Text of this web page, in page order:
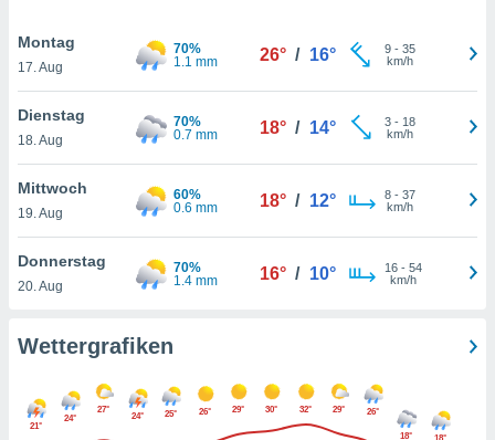
können
von
und
klicken.
und
Montag
17. Aug
70%
1.1 mm
26° / 16° 9- 35
km/h
Dienstag
18. Aug
70%
0.7 mm
18° / 14° 3- 18
km/h
Mittwoch
19. Aug
60%
0.6 mm
18° / 12° 8- 37
km/h
Donnerstag
20. Aug
70%
1.4 mm
16° / 10° 16- 54
km/h
Wettergrafiken
21°
24°
27°
24° 25° 26° 29° 30° 32° 29° 26°
18° 18°